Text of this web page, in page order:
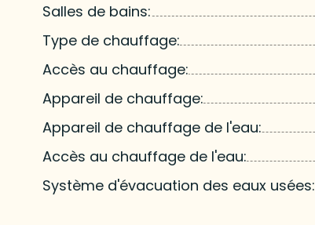
Salles de bains:
Type de chauffage:
Accès au chauffage:
Appareil de chauffage:
Appareil de chauffage de l'eau:
Accès au chauffage de l'eau:
Système d'évacuation des eaux usées: